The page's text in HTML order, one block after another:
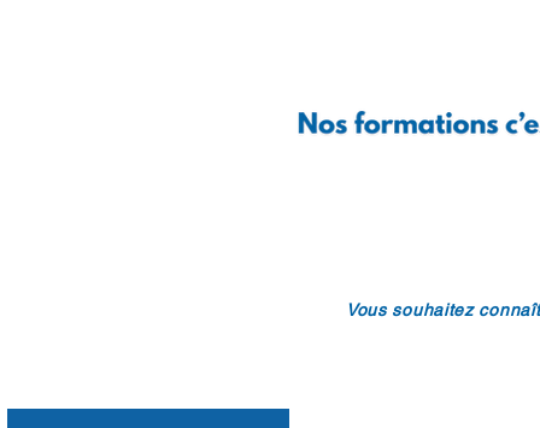
Vous souhaitez